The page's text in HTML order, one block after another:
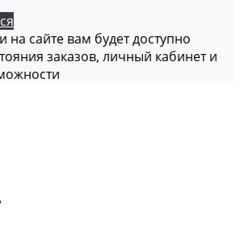
на сайте вам будет доступно
заказов, личный кабинет и